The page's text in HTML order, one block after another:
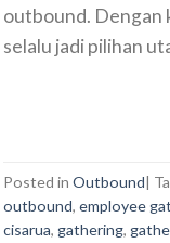
outbound. Dengan
selalu jadi pilihan
Posted in Outbound
outbound, employee
cisarua, gathering,